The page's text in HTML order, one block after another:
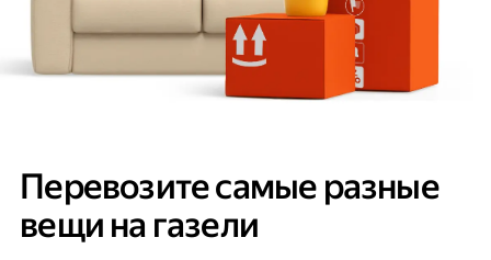
Перевозите самые разные
вещи на газели